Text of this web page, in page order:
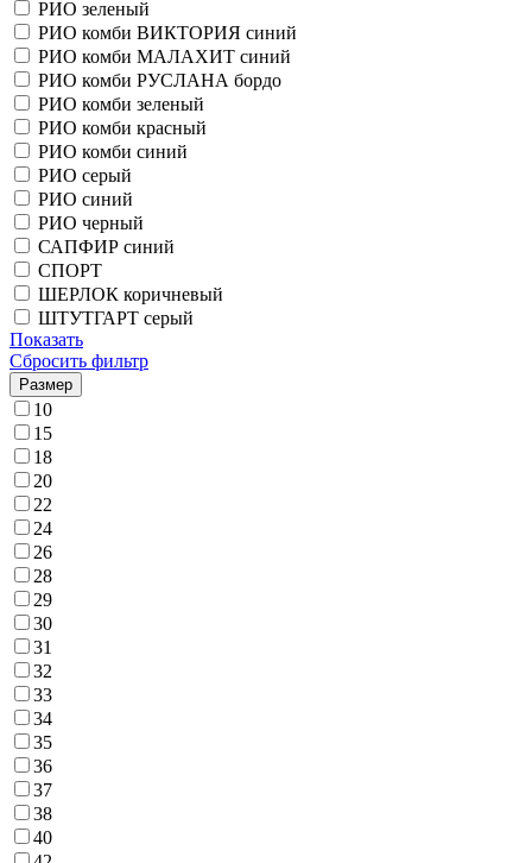
РИО зеленый
РИО комби ВИКТОРИЯ синий
РИО комби МАЛАХИТ синий
РИО комби РУСЛАНА бордо
РИО комби зеленый
РИО комби красный
РИО комби синий
РИО серый
РИО синий
РИО черный
САПФИР синий
СПОРТ
ШЕРЛОК коричневый
ШТУТГАРТ серый
Показать
Сбросить фильтр
Размер
10
15
18
20
22
24
26
28
29
30
31
32
33
34
35
36
37
38
40